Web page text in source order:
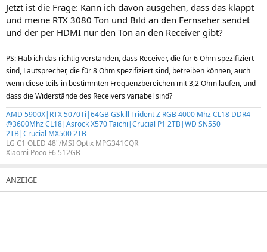
Jetzt ist die Frage: Kann ich davon ausgehen, dass das klappt
und meine RTX 3080 Ton und Bild an den Fernseher sendet
und der per HDMI nur den Ton an den Receiver gibt?
PS: Hab ich das richtig verstanden, dass Receiver, die für 6 Ohm spezifiziert
sind, Lautsprecher, die für 8 Ohm spezifiziert sind, betreiben können, auch
wenn diese teils in bestimmten Frequenzbereichen mit 3,2 Ohm laufen, und
dass die Widerstände des Receivers variabel sind?
AMD 5900X|RTX 5070Ti|64GB GSkill Trident Z RGB 4000 Mhz CL18 DDR4
@3600Mhz CL18|Asrock X570 Taichi|Crucial P1 2TB|WD SN550
2TB|Crucial MX500 2TB
LG C1 OLED 48"/MSI Optix MPG341CQR
Xiaomi Poco F6 512GB